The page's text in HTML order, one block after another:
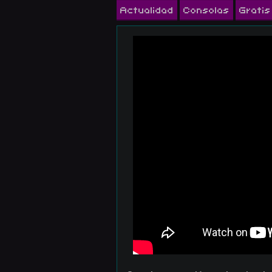
Actualidad Consolas Gratis